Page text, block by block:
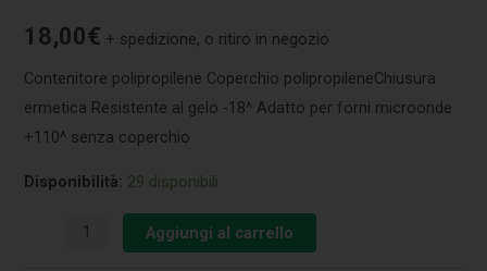
18,00€ + spedizione, o ritiro in negozio
Contenitore polipropilene Coperchio polipropileneChiusura
ermetica Resistente al gelo -18^ Adatto per forni microonde
+110^ senza coperchio
Disponibilità: 29 disponibili
Aggiungi al carrello